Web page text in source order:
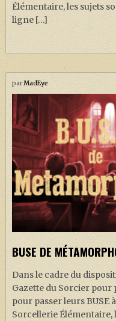
Élémentaire, les sujets
ligne […]
parMadEye
BUSE DE
Dans le cadre du
Gazette du Sorcier pour
pour passer leurs BUSE
Sorcellerie Élémentaire,